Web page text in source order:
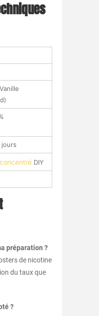
jours
DIY
préparation ?
de nicotine
du taux que
?